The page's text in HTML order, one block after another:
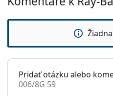
Kategória:
Značka:
Ray-Ban
Kód:
RB3457
dioptrickými
Nie
Pridať otázku alebo
006/8G 59